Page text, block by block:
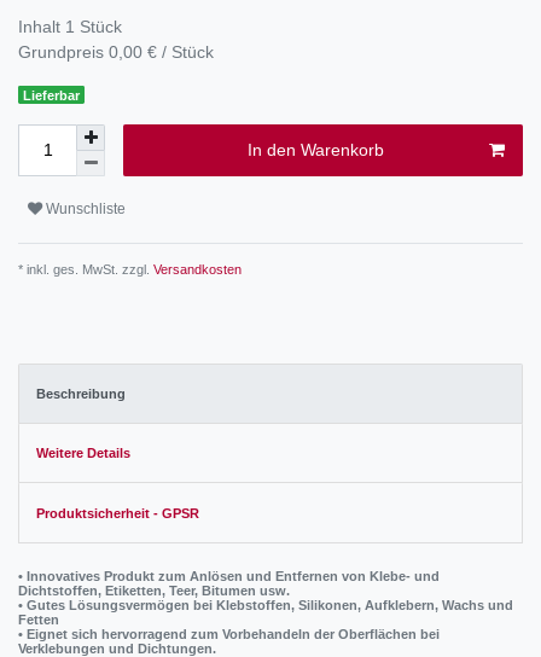
Inhalt 1 Stück
Grundpreis 0,00 € / Stück
Lieferbar
In den Warenkorb
Wunschliste
* inkl. ges. MwSt. zzgl. Versandkosten
Beschreibung
Weitere Details
Produktsicherheit - GPSR
• Innovatives Produkt zum Anlösen und Entfernen von Klebe- und
Dichtstoffen, Etiketten, Teer, Bitumen usw.
• Gutes Lösungsvermögen bei Klebstoffen, Silikonen, Aufklebern, Wachs und
Fetten
• Eignet sich hervorragend zum Vorbehandeln der Oberflächen bei
Verklebungen und Dichtungen.